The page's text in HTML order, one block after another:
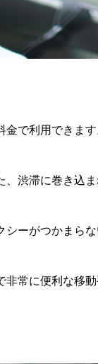
で利用できます
渋滞に巻き込
ーがつかまら
常に便利な移動